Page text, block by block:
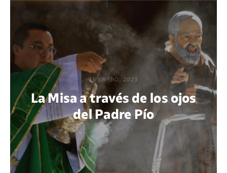
16 ENERO, 2023
La Misa a través de los ojos
del Padre Pío
POR DIEGO QUIJANO